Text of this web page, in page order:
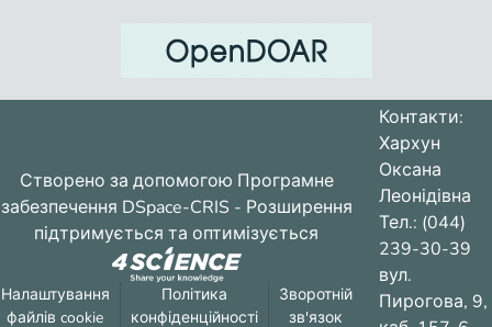
Створено за допомогою Програмне
забезпечення DSpace-CRIS - Розширення
підтримується та оптимізується
Налаштування
файлів cookie
Політика
конфіденційності
Зворотній
зв'язок
Контакти:
Хархун
Оксана
Леонідівна
Тел.: (044)
239-30-39
вул.
Пирогова, 9,